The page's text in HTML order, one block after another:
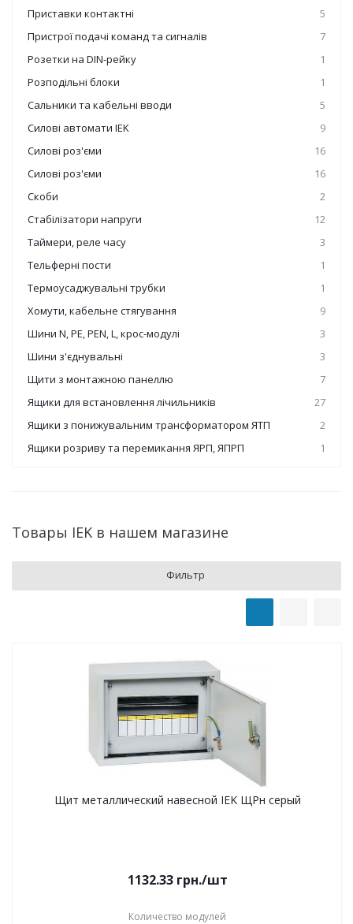
Приставки контактні
5
Пристрої подачі команд та сигналів
7
Розетки на DIN-рейку
1
Розподільні блоки
1
Сальники та кабельні вводи
5
Силові автомати IEK
9
Силові роз'єми
16
Силові роз'єми
16
Скоби
2
Стабілізатори напруги
12
Таймери, реле часу
3
Тельферні пости
1
Термоусаджувальні трубки
1
Хомути, кабельне стягування
9
Шини N, PE, PEN, L, крос-модулі
3
Шини з'єднувальні
3
Щити з монтажною панеллю
7
Ящики для встановлення лічильників
27
Ящики з понижувальним трансформатором ЯТП
2
Ящики розриву та перемикання ЯРП, ЯПРП
1
Товары IEK в нашем магазине
Фильтр
Щит металлический навесной IEK ЩРн серый
1132.33грн./шт
Количество модулей